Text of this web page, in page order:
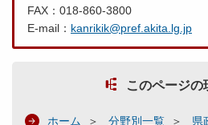
FAX：018-860-3800
E-mail： kanrikik@pref.akita.lg.jp
このページの
ホーム 分野別一覧
県